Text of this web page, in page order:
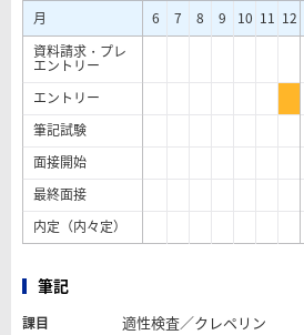
月
6 7 8 9 10 11 12
資料請求・プレ
エントリー
エントリー
筆記試験
面接開始
最終面接
内定（内々定）
筆記
課目 適性検査／クレペリン